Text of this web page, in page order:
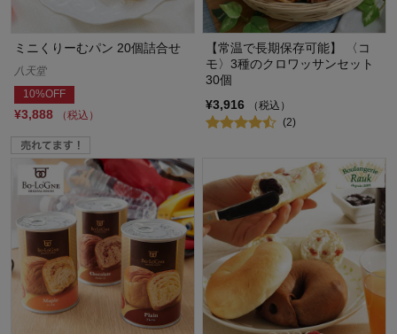
ミニくりーむパン 20個詰合せ
八天堂
10%OFF
¥3,888 （税込）
【常温で長期保存可能】 〈コ
モ〉3種のクロワッサンセット
30個
¥3,916
（税込）
(2)